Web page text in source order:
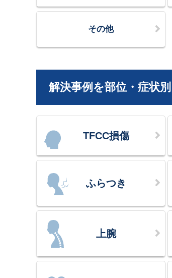
その他
解決事例を部位・症状
TFCC損傷
ふらつき
上腕